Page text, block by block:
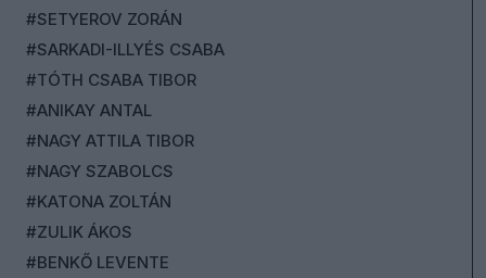
#SETYEROV ZORÁN
#SARKADI-ILLYÉS CSABA
#TÓTH CSABA TIBOR
#ANIKAY ANTAL
#NAGY ATTILA TIBOR
#NAGY SZABOLCS
#KATONA ZOLTÁN
#ZULIK ÁKOS
#BENKŐ LEVENTE